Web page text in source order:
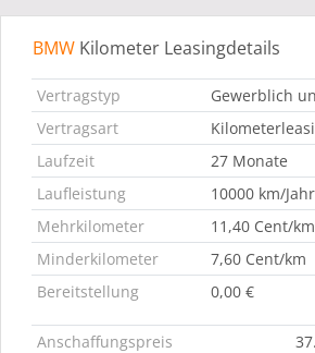
Leasingdetails Fahrzeugdetails
BMW Kilometer Leasingdetails
Vertragstyp
Gewerblich
Vertragsart
Laufzeit
27 Monate
Laufleistung
10000 km/Jahr
Mehrkilometer
11,40 Cent/km
Minderkilometer
7,60 Cent/km
Bereitstellung
0,00 €
Anschaffungspreis